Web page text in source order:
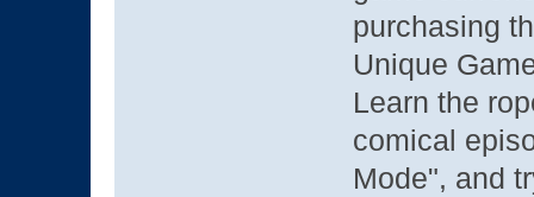
purchasing
Unique
Learn the
comical
Mode", and